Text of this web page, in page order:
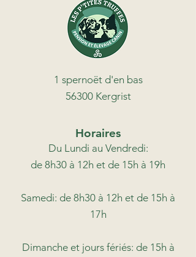
1 spernoët d'en bas
56300 Kergrist
Horaires
Du Lundi au Vendredi:
de 8h30 à 12h et de 15h à 19h
Samedi: de 8h30 à 12h et de 15h à
17h
Dimanche et jours fériés: de 15h à